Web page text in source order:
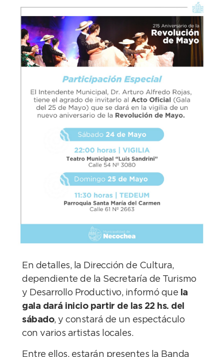
En detalles, la Dirección de Cultura,
dependiente de la Secretaría de Turismo
y Desarrollo Productivo, informó que
la
gala dará inicio partir de las 22 hs. del
sábado, y constará de un espectáculo
con varios artistas locales.
Entre ellos, estarán presentes la Banda